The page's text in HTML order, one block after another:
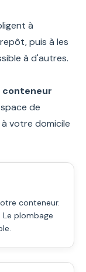
à
puis à les
à d'autres.
conteneur
de
votre domicile
conteneur.
Le plombage